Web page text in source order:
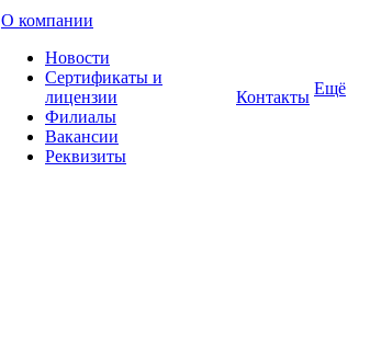
О компании
Новости
Сертификаты и
лицензии
Филиалы
Вакансии
Реквизиты
Контакты Ещё